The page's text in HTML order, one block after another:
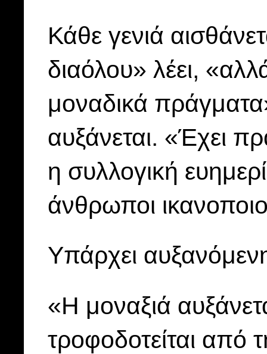
Κάθε γενιά
διαόλου» λέει,
μοναδικά
αυξάνεται. «Έχει
η συλλογική
άνθρωποι
Υπάρχει
«Η μοναξιά
τροφοδοτείται